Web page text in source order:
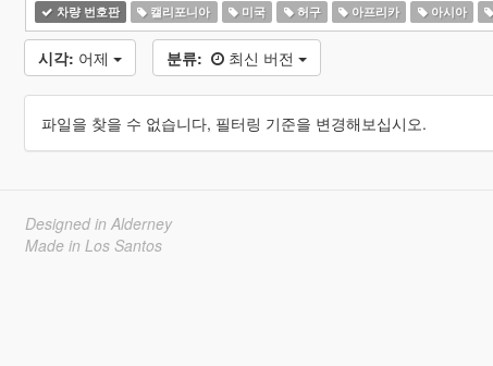
차량 번호판 캘리포니아 미국 허구 아프리카 아시아
시각: 어제 분류: 최신 버전
파일을 찾을 수 없습니다, 필터링 기준을 변경해보십시오.
Designed in Alderney
Made in Los Santos